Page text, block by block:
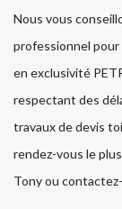
Nous vous
professionnel pour
en exclusivité
respectant des
travaux de devis
rendez-vous le
Tony ou